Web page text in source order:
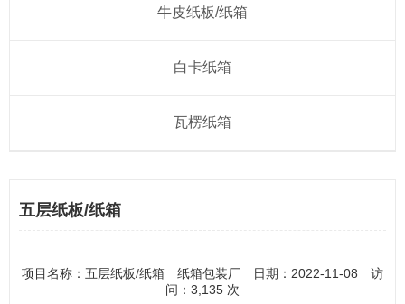
牛皮纸板/纸箱
白卡纸箱
瓦楞纸箱
五层纸板/纸箱
项目名称：五层纸板/纸箱 纸箱包装厂 日期：2022-11-08 访
问：3,135 次